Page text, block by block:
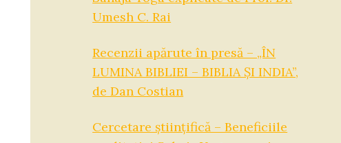
Umesh C. Rai
Recenzii apărute în presă – „ÎN
LUMINA BIBLIEI – BIBLIA ŞI INDIA”,
de Dan Costian
Cercetare științifică – Beneficiile